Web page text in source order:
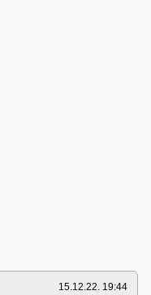
15.12.22. 19:44